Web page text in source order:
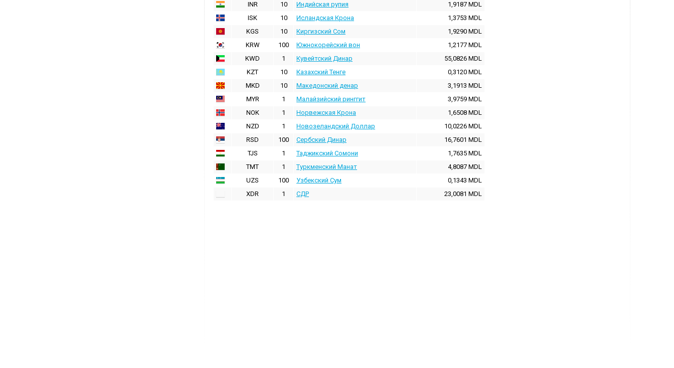
INR
10 Индийская pупия 1,9187 MDL
ISK
10 Исландская Крона 1,3753 MDL
KGS
10 Киргизский Сом 1,9290 MDL
KRW
100 Южнокорейский вон 1,2177 MDL
KWD
1 Кувейтский Динар 55,0826 MDL
KZT
10 Казахский Тенге 0,3120 MDL
MKD
10 Македонский денар 3,1913 MDL
MYR
1 Малайзийский ринггит 3,9759 MDL
NOK
1 Норвежская Крона 1,6508 MDL
NZD
1 Новозеландский Доллар 10,0226 MDL
RSD
100 Сербский Динар 16,7601 MDL
TJS
1 Таджикский Сомони 1,7635 MDL
TMT
1 Туркменский Манат 4,8087 MDL
UZS
100 Узбекский Сум 0,1343 MDL
XDR
1 СДР 23,0081 MDL